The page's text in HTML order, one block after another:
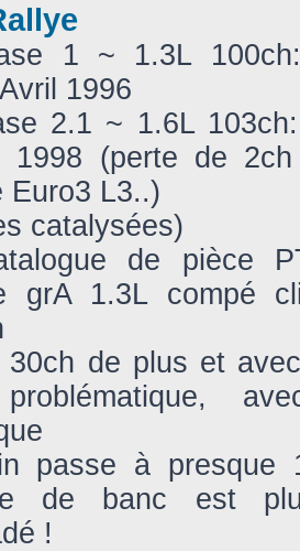
1 ~ 1.3L
1996
2.1 ~ 1.6L
1998 (perte de
Euro3 L3..)
catalysées)
de pièce
grA 1.3L compé
30ch de plus et
passe à presque
de banc est
!